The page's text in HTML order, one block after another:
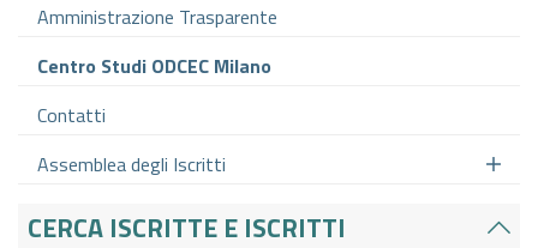
Amministrazione Trasparente
Centro Studi ODCEC Milano
Contatti
Assemblea degli Iscritti
CERCA ISCRITTE E ISCRITTI